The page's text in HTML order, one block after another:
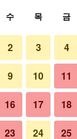
수 목 금
2 3 4
9 10 11
16 17 18
23 24 25